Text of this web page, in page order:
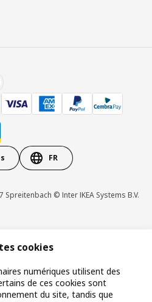
FR
© Inter IKEA Systems B.V.
des données
cookies
numériques utilisent des
de ces cookies sont
du site, tandis que